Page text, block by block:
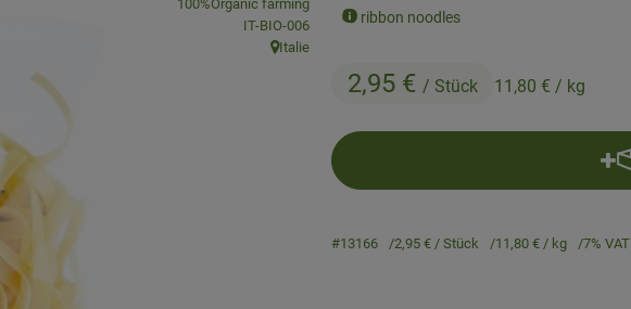
ribbon noodles
2,95 € / Stück 11,80 € / kg
100%Organic farming
, certification authority:
IT-BIO-006
, origin:
Italie
#13166 2,95 € / Stück 11,80 € / kg 7% VAT